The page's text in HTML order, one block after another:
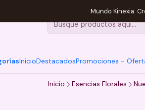
InicioDestacadosPromociones -
Mundo Kinexia:
Inicio Esencias Florales